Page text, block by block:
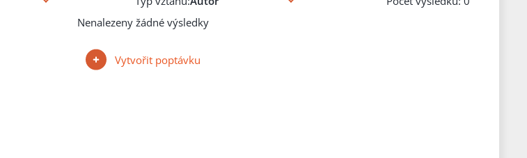
Nenalezeny žádné výsledky
Vytvořit poptávku